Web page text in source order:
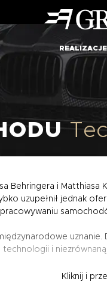
REALIZACJE
Behringera i Matthiasa
uzupełnił jednak
i
niemal każdego
Kliknij i